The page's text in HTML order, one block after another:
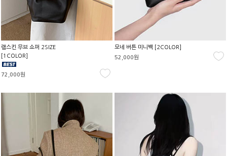
램스킨 무브 쇼퍼 2SIZE
[1COLOR]
72,000원
모네 버튼 미니백 [2COLOR]
52,000원